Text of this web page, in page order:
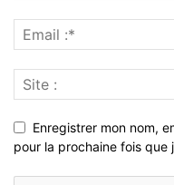
Enregistrer mon nom,
pour la prochaine fois que